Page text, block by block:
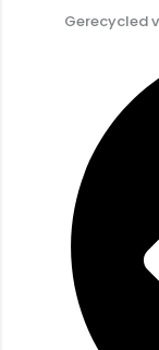
Gerecycled